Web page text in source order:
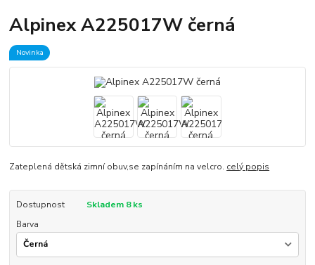
Alpinex A225017W černá
Novinka
Zateplená dětská zimní obuv,se zapínáním na velcro. celý popis
Dostupnost
Skladem 8 ks
Barva